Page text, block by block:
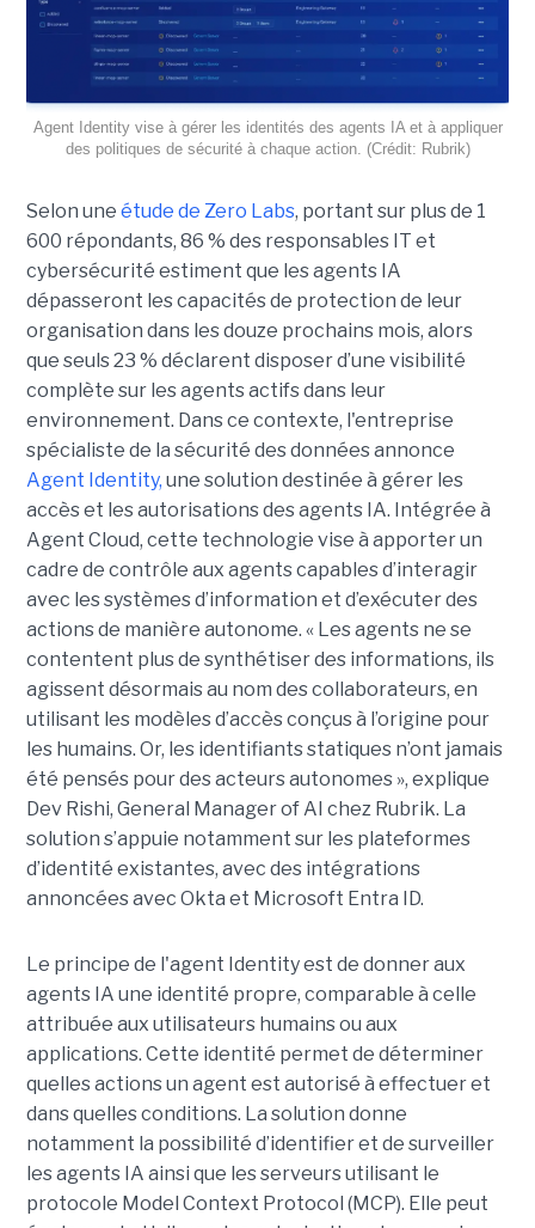
Agent Identity vise à gérer les identités des agents IA et à appliquer
des politiques de sécurité à chaque action. (Crédit: Rubrik)
Selon une étude de Zero Labs, portant sur plus de 1
600 répondants, 86 % des responsables IT et
cybersécurité estiment que les agents IA
dépasseront les capacités de protection de leur
organisation dans les douze prochains mois, alors
que seuls 23 % déclarent disposer d’une visibilité
complète sur les agents actifs dans leur
environnement. Dans ce contexte, l'entreprise
spécialiste de la sécurité des données annonce
Agent Identity, une solution destinée à gérer les
accès et les autorisations des agents IA. Intégrée à
Agent Cloud, cette technologie vise à apporter un
cadre de contrôle aux agents capables d’interagir
avec les systèmes d’information et d’exécuter des
actions de manière autonome. « Les agents ne se
contentent plus de synthétiser des informations, ils
agissent désormais au nom des collaborateurs, en
utilisant les modèles d’accès conçus à l’origine pour
les humains. Or, les identifiants statiques n’ont jamais
été pensés pour des acteurs autonomes », explique
Dev Rishi, General Manager of AI chez Rubrik. La
solution s’appuie notamment sur les plateformes
d’identité existantes, avec des intégrations
annoncées avec Okta et Microsoft Entra ID.
Le principe de l'agent Identity est de donner aux
agents IA une identité propre, comparable à celle
attribuée aux utilisateurs humains ou aux
applications. Cette identité permet de déterminer
quelles actions un agent est autorisé à effectuer et
dans quelles conditions. La solution donne
notamment la possibilité d’identifier et de surveiller
les agents IA ainsi que les serveurs utilisant le
protocole Model Context Protocol (MCP). Elle peut